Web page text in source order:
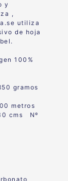
y
,
utiliza
de hoja
100%
gramos
metros
cms Nº